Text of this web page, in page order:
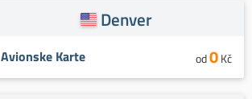
Denver
Avionske Karte od0Kč